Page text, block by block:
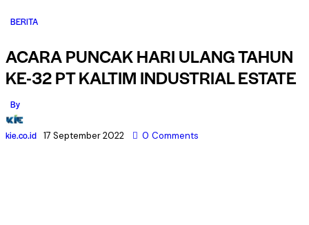
BERITA
ACARA PUNCAK HARI ULANG TAHUN
KE-32 PT KALTIM INDUSTRIAL ESTATE
By
kie.co.id 17 September 2022 0 Comments